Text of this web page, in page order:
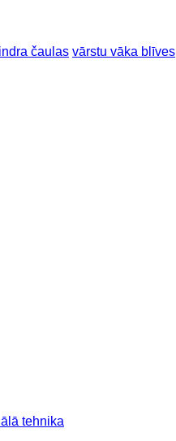
čaulas vārstu vāka blīves
tehnika